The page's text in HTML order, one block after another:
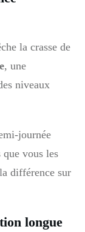
la crasse de
, une
niveaux
que vous les
différence sur
longue